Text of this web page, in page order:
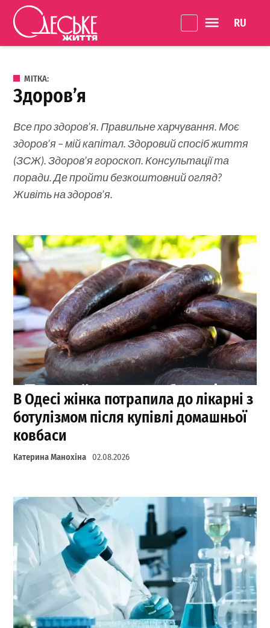
Перейти до вмісту
Життя
МІТКА:
здоров’я
Все про здоров’я. Правильне харчування. Моє
здоров’я – мій капітал. Здоровий спосіб життя
(ЗСЖ). Здоров’я гороскоп. Консультації та
поради. Де пройти безкоштовний огляд?
Живіть на здоров’я.
В Одесі жінка потрапила до лікарні з
ботулізмом після купівлі домашньої
ковбаси
Катерина Манохіна 02.08.2026